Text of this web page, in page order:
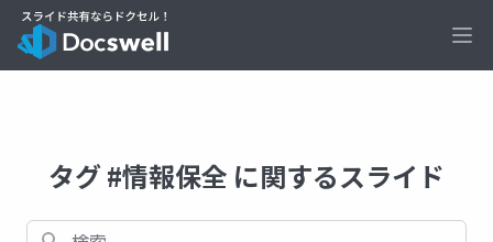
タグ #情報保全 に関するスライド
検索